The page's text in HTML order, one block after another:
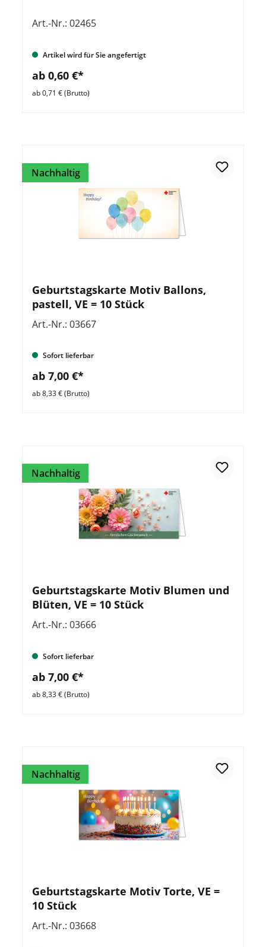
Art.-Nr.: 02465
Artikel wird für Sie angefertigt
ab 0,60 €*
ab 0,71 € (Brutto)
Nachhaltig
Geburtstagskarte Motiv Ballons,
pastell, VE = 10 Stück
Art.-Nr.: 03667
Sofort lieferbar
ab 7,00 €*
ab 8,33 € (Brutto)
Nachhaltig
Geburtstagskarte Motiv Blumen und
Blüten, VE = 10 Stück
Art.-Nr.: 03666
Sofort lieferbar
ab 7,00 €*
ab 8,33 € (Brutto)
Nachhaltig
Geburtstagskarte Motiv Torte, VE =
10 Stück
Art.-Nr.: 03668